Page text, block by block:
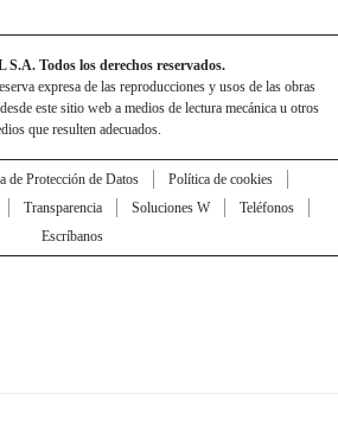
Todos los derechos reservados.
expresa de las reproducciones y usos de las obras
este sitio web a medios de lectura mecánica u otros
que resulten adecuados.
de Protección de Datos
Política de cookies
Transparencia Soluciones W
Teléfonos
Escríbanos